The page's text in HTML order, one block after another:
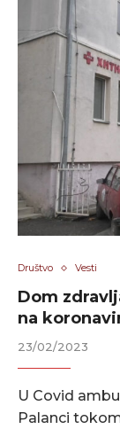
Društvo Vesti
Dom
na
23/02/2023
U Covid
Palanci